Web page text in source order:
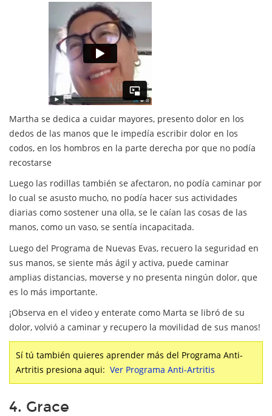
Martha se dedica a cuidar mayores, presento dolor en los
dedos de las manos que le impedía escribir dolor en los
codos, en los hombros en la parte derecha por que no podía
recostarse
Luego las rodillas también se afectaron, no podía caminar por
lo cual se asusto mucho, no podía hacer sus actividades
diarias como sostener una olla, se le caían las cosas de las
manos, como un vaso, se sentía incapacitada.
Luego del Programa de Nuevas Evas, recuero la seguridad en
sus manos, se siente más ágil y activa, puede caminar
amplias distancias, moverse y no presenta ningún dolor, que
es lo más importante.
¡Observa en el video y enterate como Marta se libró de su
dolor, volvió a caminar y recupero la movilidad de sus manos!
Sí tú también quieres aprender más del Programa Anti-
Artritis presiona aqui: Ver Programa Anti-Artritis
4. Grace